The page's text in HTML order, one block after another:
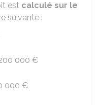
est calculé sur le
suivante :
000 €
000 €